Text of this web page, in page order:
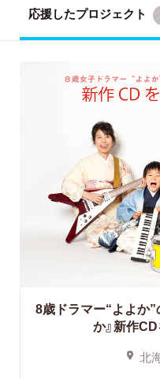
応援したプロジェクト
8歳ドラマー“よよか
か』新作CD
北